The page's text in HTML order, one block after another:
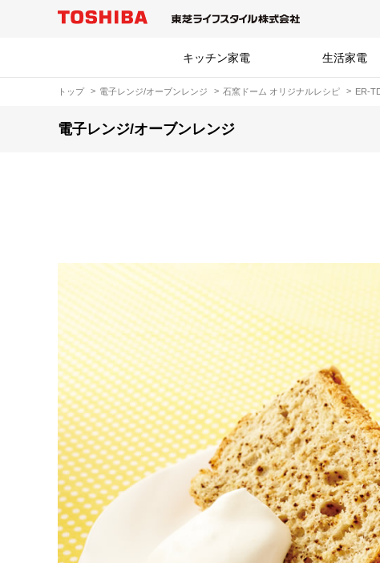
キッチン家電 生活家電
トップ 電子レンジ/オーブンレンジ 石窯ドーム オリジナルレシピ ER-
電子レンジ/オーブンレンジ